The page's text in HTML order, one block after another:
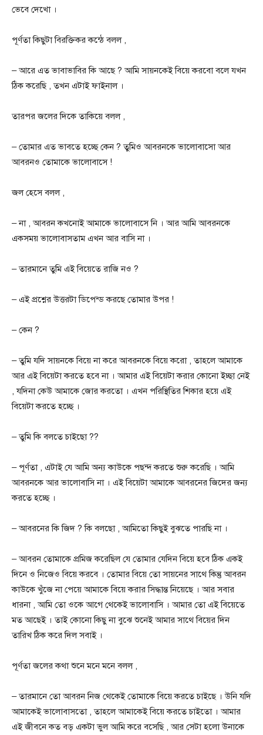
ভেবে দেখো ।
পূর্ণতা কিছুটা বিরক্তিকর কন্ঠে বলল ,
– আরে এত ভাবাভাবির কি আছে ? আমি সায়নকেই বিয়ে করবো বলে যখন
ঠিক করেছি , তখন এটাই ফাইনাল ।
তারপর জলের দিকে তাকিয়ে বলল ,
– তোমার এত ভাবতে হচ্ছে কেন ? তুমিও আবরনকে ভালোবাসো আর
আবরন‌ও তোমাকে ভালোবাসে !
জল হেসে বলল ,
– না , আবরন কখনোই আমাকে ভালোবাসে নি । আর আমি আবরনকে
একসময় ভালোবাসতাম এখন আর বাসি না ।
– তারমানে তুমি এই বিয়েতে রাজি ন‌ও ?
– এই প্রশ্নের উত্তরটা ডিপেন্ড করছে তোমার উপর !
– কেন ?
– তুমি যদি সায়নকে বিয়ে না করে আবরনকে বিয়ে করো , তাহলে আমাকে
আর এই বিয়েটা করতে হবে না । আমার এই বিয়েটা করার কোনো ইচ্ছা নেই
, যদিনা কেউ আমাকে জোর করতো । এখন পরিস্থিতির শিকার হয়ে এই
বিয়েটা করতে হচ্ছে ।
– তুমি কি বলতে চাইছো ??
– পূর্ণতা , এটাই যে আমি অন্য কাউকে পছন্দ করতে শুরু করেছি । আমি
আবরনকে আর ভালোবাসি না । এই বিয়েটা আমাকে আবরনের জিদের জন্য
করতে হচ্ছে ।
– আবরনের কি জিদ ? কি বলছো , আমিতো কিছুই বুঝতে পারছি না ।
– আবরন তোমাকে প্রমিজ করেছিল যে তোমার যেদিন বিয়ে হবে ঠিক এক‌ই
দিনে ও নিজেও বিয়ে করবে । তোমার বিয়ে তো সায়নের সাথে কিন্তু আবরন
কাউকে খুঁজে না পেয়ে আমাকে বিয়ে করার সিদ্ধান্ত নিয়েছে । আর সবার
ধারনা , আমি তো ওকে আগে থেকেই ভালোবাসি । আমার তো এই বিয়েতে
মত আছেই । তাই কোনো কিছু না বুঝে শুনেই আমার সাথে বিয়ের দিন
তারিখ ঠিক করে দিল সবাই ।
পূর্ণতা জলের কথা শুনে মনে মনে বলল ,
– তারমানে তো আবরন নিজ থেকেই তোমাকে বিয়ে করতে চাইছে । উনি যদি
আমাকেই ভালোবাসতো , তাহলে আমাকেই বিয়ে করতে চাইতো । আমার
এই জীবনে কত বড় একটা ভুল আমি করে বসেছি , আর সেটা হলো উনাকে